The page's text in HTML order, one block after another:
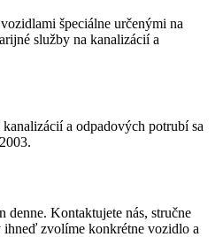
špeciálne určenými na
služby na kanalizácií a
a odpadových potrubí sa
denne. Kontaktujete nás, stručne
ihneď zvolíme konkrétne vozidlo a